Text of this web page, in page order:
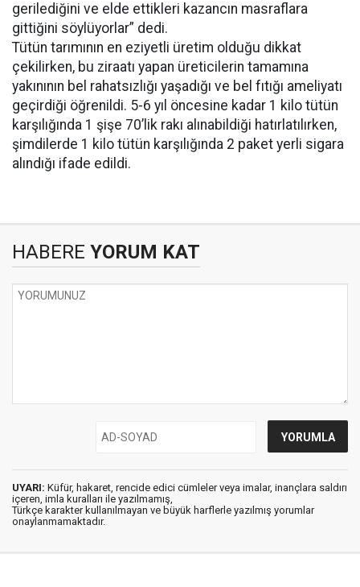
gerilediğini ve elde ettikleri kazancın masraflara
gittiğini söylüyorlar” dedi.
Tütün tarımının en eziyetli üretim olduğu dikkat
çekilirken, bu ziraatı yapan üreticilerin tamamına
yakınının bel rahatsızlığı yaşadığı ve bel fıtığı ameliyatı
geçirdiği öğrenildi. 5-6 yıl öncesine kadar 1 kilo tütün
karşılığında 1 şişe 70’lik rakı alınabildiği hatırlatılırken,
şimdilerde 1 kilo tütün karşılığında 2 paket yerli sigara
alındığı ifade edildi.
HABERE YORUM KAT
UYARI: Küfür, hakaret, rencide edici cümleler veya imalar, inançlara saldırı
içeren, imla kuralları ile yazılmamış,
Türkçe karakter kullanılmayan ve büyük harflerle yazılmış yorumlar
onaylanmamaktadır.